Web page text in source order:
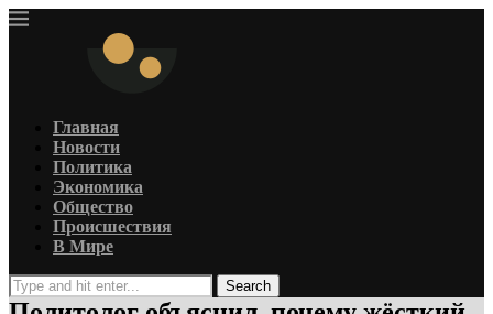
Главная
Новости
Политика
Экономика
Общество
Происшествия
В Мире
Search